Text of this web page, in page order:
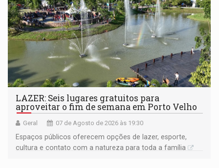
LAZER: Seis lugares gratuitos para
aproveitar o fim de semana em Porto Velho
Geral 07 de Agosto de 2026 às 19:30
Espaços públicos oferecem opções de lazer, esporte,
cultura e contato com a natureza para toda a família